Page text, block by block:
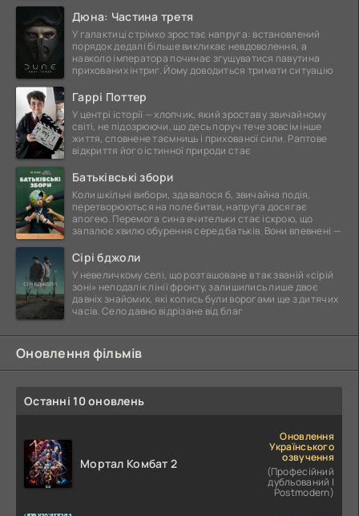
Дюна: Частина третя
У галактиці стрімко зростає напруга: встановлений
порядок дедалі більше викликає невдоволення, а
навколо імператора починає згущуватися павутина
прихованих інтриг. Йому доводиться тримати ситуацію
Гаррі Поттер
У центрі історії — хлопчик, який зростав у звичайному
світі, не підозрюючи, що десь поруч тече зовсім інше
життя, сповнене таємниць і прихованої сили. Раптове
відкриття його істинної природи стає
Батьківські збори
Коли шкільні вибори, здавалося б, звичайна подія,
перетворюються на поле битви, напруга досягає
апогею. Перемога сина вчительки стає іскрою, що
запалює хвилю обурення серед батьків. Вони впевнені —
Сірі бджоли
У невеличкому селі, що розташоване в так званій «сірій
зоні» неподалік лінії фронту, залишились лише двоє
давніх знайомих, які колись були ворогами ще з дитячих
часів. Село давно відрізане від благ
Оновлення фільмів
Останні 10 оновлень
Мортал Комбат 2
Оновлення
Українського
озвучення
(Професійний
дубльований |
Postmodern)